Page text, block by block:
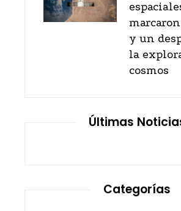
y un
la
cosmos
Últimas
Categorías